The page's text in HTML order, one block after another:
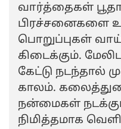
வார்த்தைகள்
பிரச்சனைகளை
பொறுப்புகள்
கிடைக்கும்.
கேட்டு நடந்தால்
காலம்.
நன்மைகள்
நிமித்தமாக